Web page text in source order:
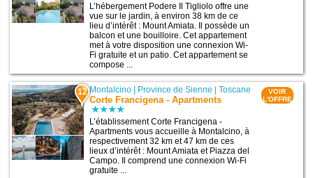
L’hébergement Podere Il Tigliolo offre une
vue sur le jardin, à environ 38 km de ce
lieu d’intérêt : Mount Amiata. Il possède un
balcon et une bouilloire. Cet appartement
met à votre disposition une connexion Wi-
Fi gratuite et un patio. Cet appartement se
compose ...
12 Montalcino | Province de Sienne |Toscane
Corte Francigena - Apartments
L’établissement Corte Francigena -
Apartments vous accueille à Montalcino, à
respectivement 32 km et 47 km de ces
lieux d’intérêt : Mount Amiata et Piazza del
Campo. Il comprend une connexion Wi-Fi
gratuite ...
VOIR
L'OFFRE